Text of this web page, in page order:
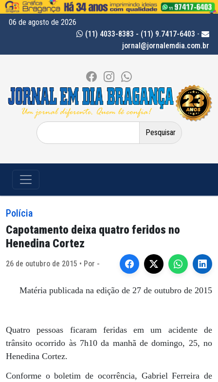
06 de agosto de 2026
(11) 4033-8383 - (11) 9.7417-6403 -
jornal@jornalemdia.com.br
Pesquisar
por:
Polícia
Capotamento deixa quatro feridos no
Henedina Cortez
26 de outubro de 2015 • Por -
Matéria publicada na edição de 27 de outubro de 2015
Quatro pessoas ficaram feridas em um acidente de
trânsito ocorrido às 7h10 da manhã de domingo, 25, no
Henedina Cortez.
Conforme o boletim de ocorrência, Gabriel Ferreira de